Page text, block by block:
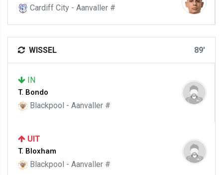
Cardiff City - Aanvaller #
WISSEL 89'
IN
T. Bondo
Blackpool - Aanvaller #
UIT
T. Bloxham
Blackpool - Aanvaller #